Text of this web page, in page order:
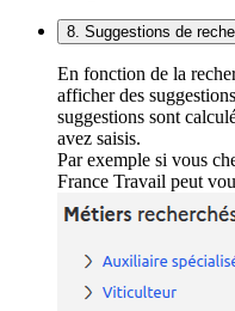
8. Suggestions de
En fonction de la
afficher des
suggestions sont
avez saisis.
Par exemple si vous
France Travail peut